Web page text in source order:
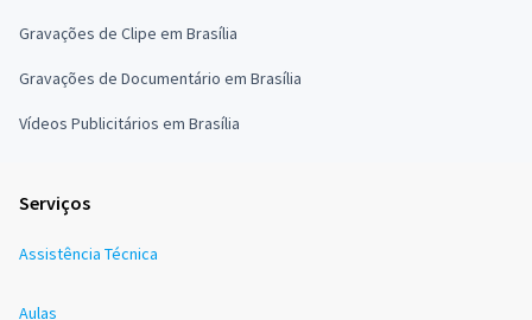
Gravações de Clipe em Brasília
Gravações de Documentário em Brasília
Vídeos Publicitários em Brasília
Serviços
Assistência Técnica
Aulas